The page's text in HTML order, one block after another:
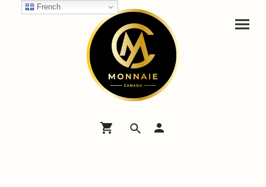
French